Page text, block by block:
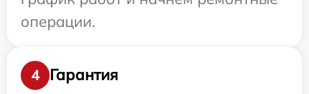
операции.
4
Гарантия